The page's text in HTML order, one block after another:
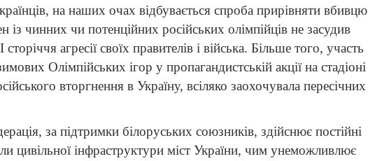
на наших очах відбувається спроба прирівняти вбивцю
із чинних чи потенційних російських олімпійців не засудив
агресії своїх правителів і війська. Більше того, участь
Олімпійських ігор у пропагандистській акції на стадіоні
вторгнення в Україну, всіляко заохочувала пересічних
за підтримки білоруських союзників, здійснює постійні
цивільної інфраструктури міст України, чим унеможливлює